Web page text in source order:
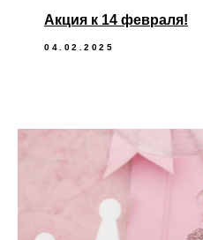
Акция к 14 февраля!
04.02.2025